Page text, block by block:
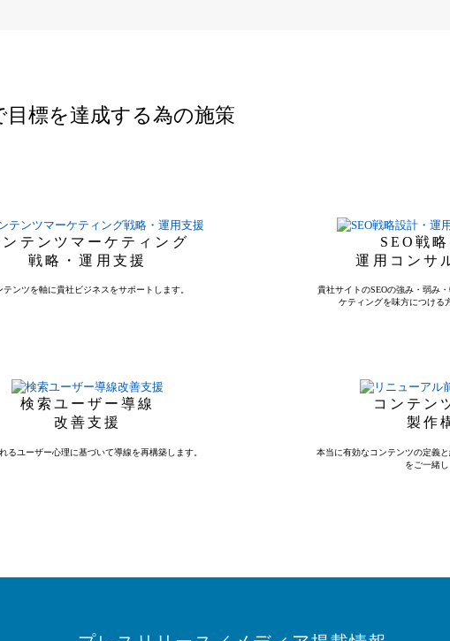
目標を達成する為の施策
ンテンツマーケティング
戦略・運用支援
テンツを軸に貴社ビジネスをサポートします。
SEO戦略
運用コンサ
貴社サイトのSEOの強み・弱み
ケティングを味方につける
検索ユーザー導線
改善支援
るユーザー心理に基づいて導線を再構築します。
コンテン
製作
本当に有効なコンテンツの定義
をご一緒し